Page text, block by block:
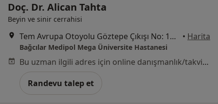
Doç. Dr. Alican Tahta
Beyin ve sinir cerrahisi
Tem Avrupa Otoyolu Göztepe Çıkışı No: 1Bağcılar, İstanbul • Harita
Bağcılar Medipol Mega Üniversite Hastanesi
Bu uzman ilgili adres için online danışmanlık/takvim sunmuyor.
Randevu talep et